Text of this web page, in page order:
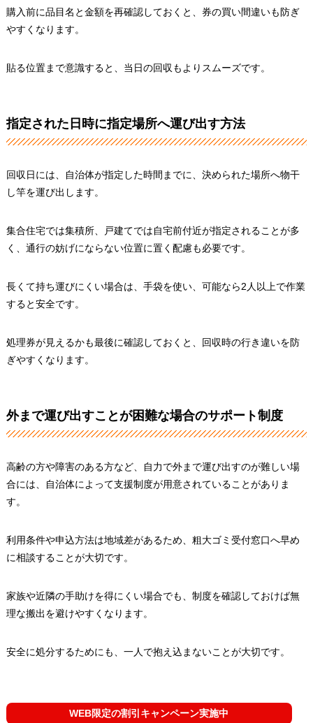
購入前に品目名と金額を再確認しておくと、券の買い間違いも防ぎ
やすくなります。
貼る位置まで意識すると、当日の回収もよりスムーズです。
指定された日時に指定場所へ運び出す方法
回収日には、自治体が指定した時間までに、決められた場所へ物干
し竿を運び出します。
集合住宅では集積所、戸建てでは自宅前付近が指定されることが多
く、通行の妨げにならない位置に置く配慮も必要です。
長くて持ち運びにくい場合は、手袋を使い、可能なら2人以上で作業
すると安全です。
処理券が見えるかも最後に確認しておくと、回収時の行き違いを防
ぎやすくなります。
外まで運び出すことが困難な場合のサポート制度
高齢の方や障害のある方など、自力で外まで運び出すのが難しい場
合には、自治体によって支援制度が用意されていることがありま
す。
利用条件や申込方法は地域差があるため、粗大ゴミ受付窓口へ早め
に相談することが大切です。
家族や近隣の手助けを得にくい場合でも、制度を確認しておけば無
理な搬出を避けやすくなります。
安全に処分するためにも、一人で抱え込まないことが大切です。
WEB限定の割引キャンペーン実施中